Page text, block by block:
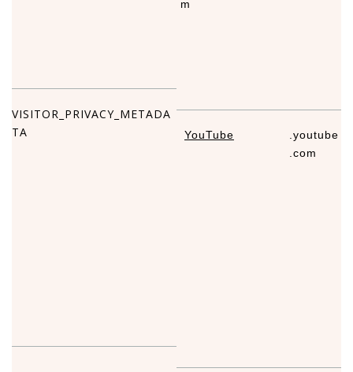
VISITOR_PRIVACY_METADA
TA
m
YouTube
.youtube
.com